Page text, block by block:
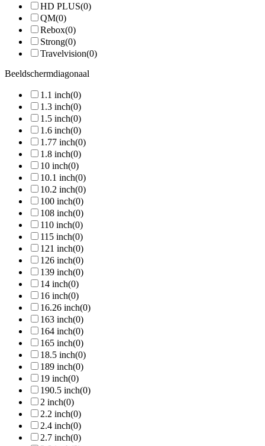
HD PLUS(0)
QM(0)
Rebox(0)
Strong(0)
Travelvision(0)
Beeldschermdiagonaal
1.1 inch(0)
1.3 inch(0)
1.5 inch(0)
1.6 inch(0)
1.77 inch(0)
1.8 inch(0)
10 inch(0)
10.1 inch(0)
10.2 inch(0)
100 inch(0)
108 inch(0)
110 inch(0)
115 inch(0)
121 inch(0)
126 inch(0)
139 inch(0)
14 inch(0)
16 inch(0)
16.26 inch(0)
163 inch(0)
164 inch(0)
165 inch(0)
18.5 inch(0)
189 inch(0)
19 inch(0)
190.5 inch(0)
2 inch(0)
2.2 inch(0)
2.4 inch(0)
2.7 inch(0)